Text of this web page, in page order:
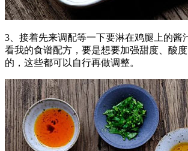
3、接着先来调配等一下要淋在鸡腿上的酱
看我的食谱配方，要是想要加强甜度、酸
的，这些都可以自行再做调整。